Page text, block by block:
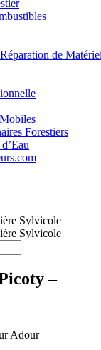
de Matériel
Forestiers
Sylvicole
Sylvicole
–
Adour